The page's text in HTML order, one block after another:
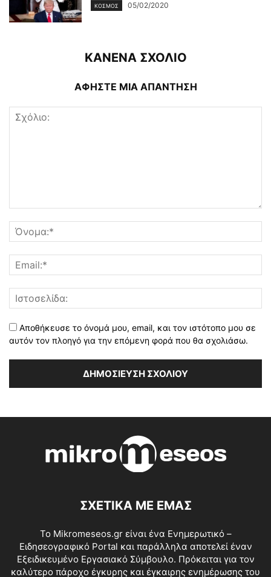
ΚΌΣΜΟΣ 05/02/2020
ΚΑΝΕΝΑ ΣΧΟΛΙΟ
ΑΦΗΣΤΕ ΜΙΑ ΑΠΑΝΤΗΣΗ
Αποθήκευσε το όνομά μου, email, και τον ιστότοπο μου σε
αυτόν τον πλοηγό για την επόμενη φορά που θα σχολιάσω.
ΣΧΕΤΙΚΑ ΜΕ ΕΜΑΣ
Το Mikromeseos.gr είναι ένα Ενημερωτικό –
Ειδησεογραφικό Portal και παράλληλα αποτελεί έναν
Εξειδικευμένο Εργασιακό Σύμβουλο. Πρόκειται για τον
καλύτερο πάροχο έγκυρης και έγκαιρης ενημέρωσης του